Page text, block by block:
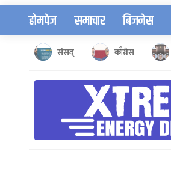
होमपेज समाचार बिजनेस
संसद् काँग्रेस